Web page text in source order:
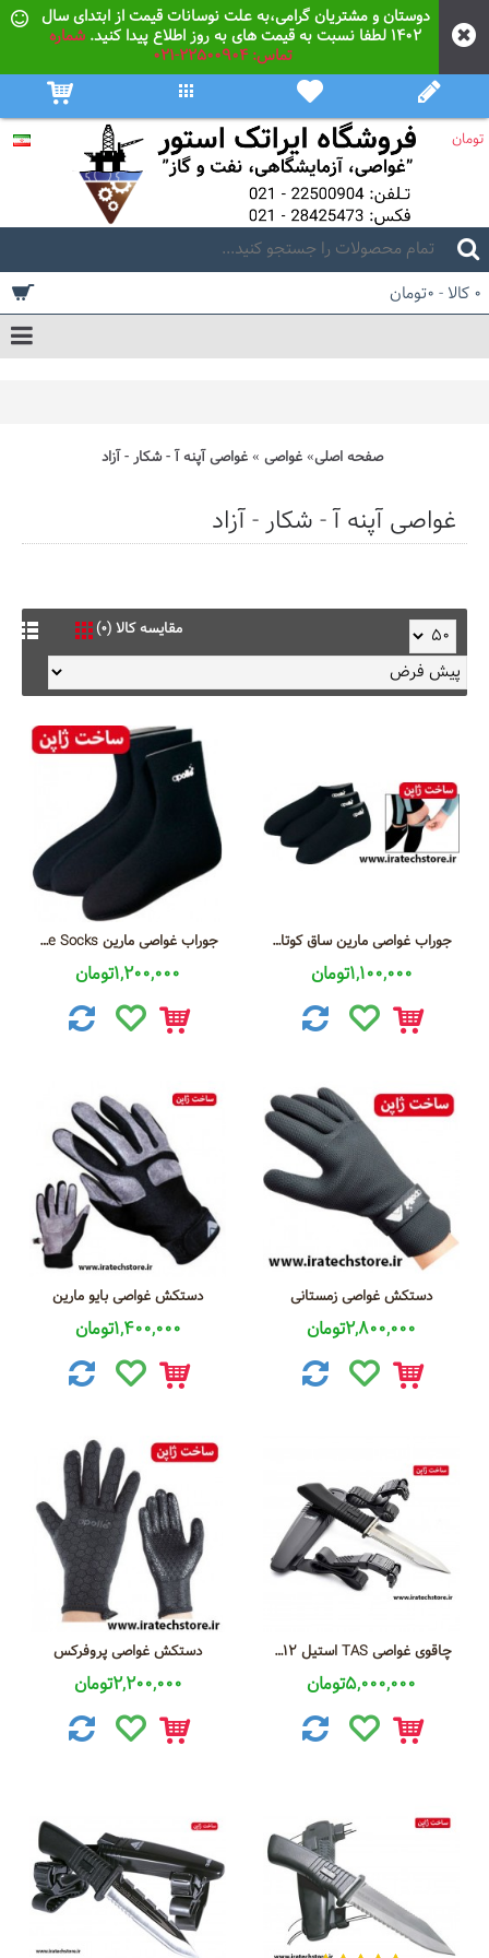
دوستان و مشتریان گرامی،به علت نوسانات قیمت از ابتدای سال
۱۴۰۲ لطفا نسبت به قیمت های به روز اطلاع پیدا کنید. شماره
تماس: 22500904-021
تومان
0 کالا - 0تومان
صفحه اصلی غواصی غواصی آپنه آ - شکار - آزاد
غواصی آپنه آ - شکار - آزاد
مقایسه کالا (0)
جوراب غواصی مارین Diving Marine Socks
1,200,000تومان
جوراب غواصی مارین ساق کوتاه Diving Marine Socks Short
1,100,000تومان
دستکش غواصی بایو مارین
1,400,000تومان
دستکش غواصی زمستانی
2,800,000تومان
دستکش غواصی پروفرکس
2,200,000تومان
چاقوی غواصی TAS استیل 12 سانتی
5,000,000تومان